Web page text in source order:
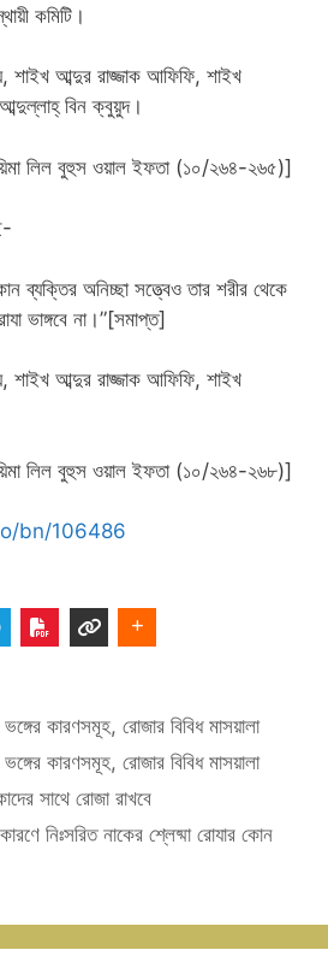
কমিটি।
শাইখ আব্দুর রাজ্জাক আফিফি, শাইখ
বিন ক্বুয়ুদ।
লিল বুহুস ওয়াল ইফতা (১০/২৬৪-২৬৫)]
ব্যক্তির অনিচ্ছা সত্ত্বেও তার শরীর থেকে
ভাঙ্গবে না।”[সমাপ্ত]
শাইখ আব্দুর রাজ্জাক আফিফি, শাইখ
লিল বুহুস ওয়াল ইফতা (১০/২৬৪-২৬৮)]
bn/106486
কারণসমূহ,রোজার বিবিধ মাসয়ালা
কারণসমূহ,রোজার বিবিধ মাসয়ালা
সাথে রোজা রাখবে
নিঃসরিত নাকের শ্লেষ্মা রোযার কোন